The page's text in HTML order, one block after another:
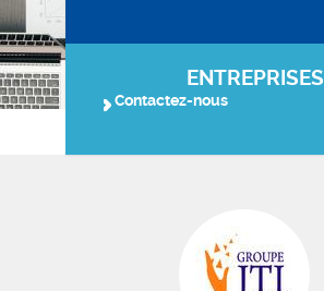
ENTREPRISES
Contactez-nous